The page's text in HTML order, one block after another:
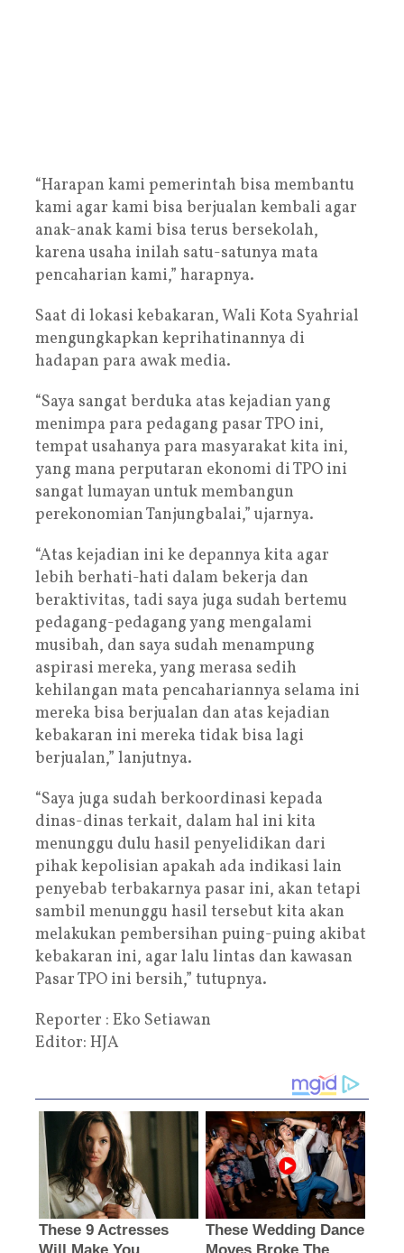
“Harapan kami pemerintah bisa membantu
kami agar kami bisa berjualan kembali agar
anak-anak kami bisa terus bersekolah,
karena usaha inilah satu-satunya mata
pencaharian kami,” harapnya.
Saat di lokasi kebakaran, Wali Kota Syahrial
mengungkapkan keprihatinannya di
hadapan para awak media.
“Saya sangat berduka atas kejadian yang
menimpa para pedagang pasar TPO ini,
tempat usahanya para masyarakat kita ini,
yang mana perputaran ekonomi di TPO ini
sangat lumayan untuk membangun
perekonomian Tanjungbalai,” ujarnya.
“Atas kejadian ini ke depannya kita agar
lebih berhati-hati dalam bekerja dan
beraktivitas, tadi saya juga sudah bertemu
pedagang-pedagang yang mengalami
musibah, dan saya sudah menampung
aspirasi mereka, yang merasa sedih
kehilangan mata pencahariannya selama ini
mereka bisa berjualan dan atas kejadian
kebakaran ini mereka tidak bisa lagi
berjualan,” lanjutnya.
“Saya juga sudah berkoordinasi kepada
dinas-dinas terkait, dalam hal ini kita
menunggu dulu hasil penyelidikan dari
pihak kepolisian apakah ada indikasi lain
penyebab terbakarnya pasar ini, akan tetapi
sambil menunggu hasil tersebut kita akan
melakukan pembersihan puing-puing akibat
kebakaran ini, agar lalu lintas dan kawasan
Pasar TPO ini bersih,” tutupnya.
Reporter : Eko Setiawan
Editor: HJA